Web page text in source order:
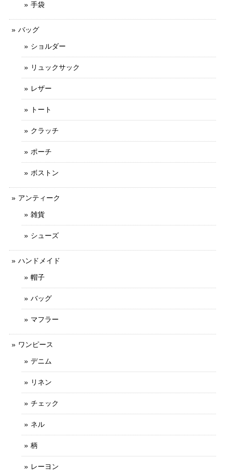
手袋
バッグ
ショルダー
リュックサック
レザー
トート
クラッチ
ポーチ
ボストン
アンティーク
雑貨
シューズ
ハンドメイド
帽子
バッグ
マフラー
ワンピース
デニム
リネン
チェック
ネル
柄
レーヨン